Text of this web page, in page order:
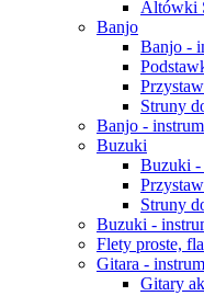
Altówki
Banjo
Banjo -
Struny
Banjo -
Buzuki
Buzuki -
Struny
Buzuki -
Flety proste,
Gitara -
Gitary